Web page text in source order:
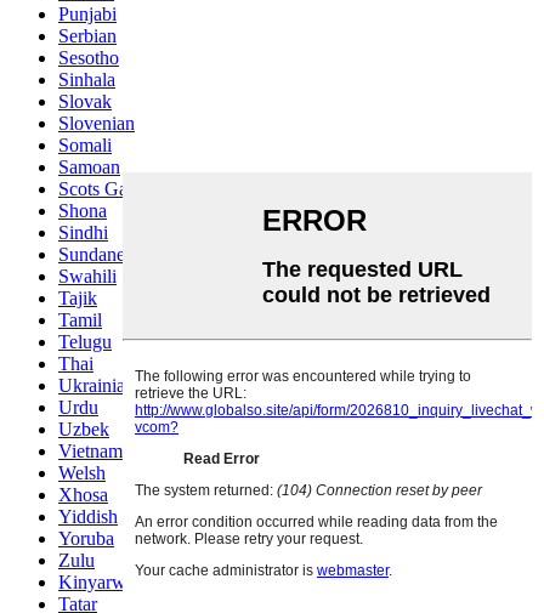
Punjabi
Serbian
Sesotho
Sinhala
Slovak
Slovenian
Somali
Samoan
Scots Gaelic
Shona
Sindhi
Sundanese
Swahili
Tajik
Tamil
Telugu
Thai
Ukrainian
Urdu
Uzbek
Vietnamese
Welsh
Xhosa
Yiddish
Yoruba
Zulu
Kinyarwanda
Tatar